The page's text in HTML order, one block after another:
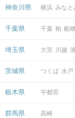
神奈川県 横浜 みなと
千葉県 千葉 柏 船橋
埼玉県 大宮 川越
茨城県 つくば 水戸
栃木県 宇都宮
群馬県 高崎